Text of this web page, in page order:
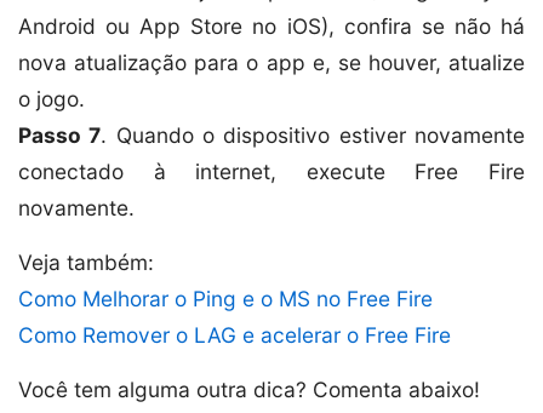
Android ou App Store no iOS), confira se não há
nova atualização para o app e, se houver, atualize
o jogo.
Passo 7. Quando o dispositivo estiver novamente
conectado à internet, execute Free Fire
novamente.
Veja também:
Como Melhorar o Ping e o MS no Free Fire
Como Remover o LAG e acelerar o Free Fire
Você tem alguma outra dica? Comenta abaixo!